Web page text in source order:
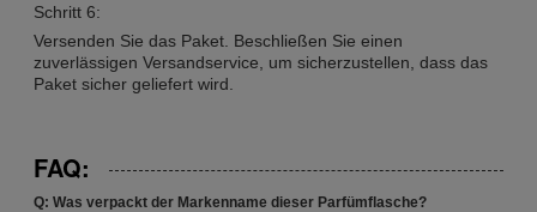
Schritt 6:
Versenden Sie das Paket. Beschließen Sie einen
zuverlässigen Versandservice, um sicherzustellen, dass das
Paket sicher geliefert wird.
FAQ:
Q: Was verpackt der Markenname dieser Parfümflasche?